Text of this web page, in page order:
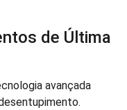
de Última
avançada